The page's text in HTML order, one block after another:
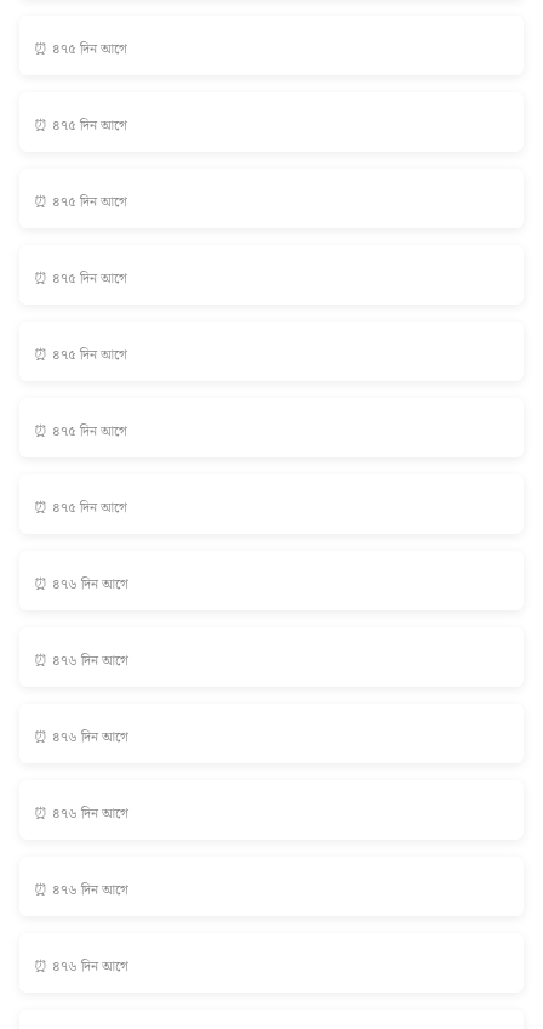
⏰ ৪৭৫ দিন আগে
⏰ ৪৭৫ দিন আগে
⏰ ৪৭৫ দিন আগে
⏰ ৪৭৫ দিন আগে
⏰ ৪৭৫ দিন আগে
⏰ ৪৭৫ দিন আগে
⏰ ৪৭৫ দিন আগে
⏰ ৪৭৬ দিন আগে
⏰ ৪৭৬ দিন আগে
⏰ ৪৭৬ দিন আগে
⏰ ৪৭৬ দিন আগে
⏰ ৪৭৬ দিন আগে
⏰ ৪৭৬ দিন আগে